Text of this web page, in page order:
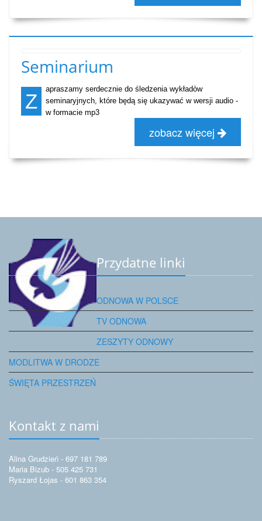
Seminarium
Z
apraszamy serdecznie do śledzenia wykładòw
seminaryjnych, które będą się ukazywać w wersji audio -
w formacie mp3
zobacz więcej
Przydatne linki
ODNOWA W POLSCE
TV ODNOWA
ZESZYTY ODNOWY
MODLITWA W DRODZE
ŚWIĘTA PRZESTRZEŃ
Kontakt z nami
Alina Grudzień - 697 181 789
Maria Bizub - 505 425 731
Ryszard Łojas - 601 863 354